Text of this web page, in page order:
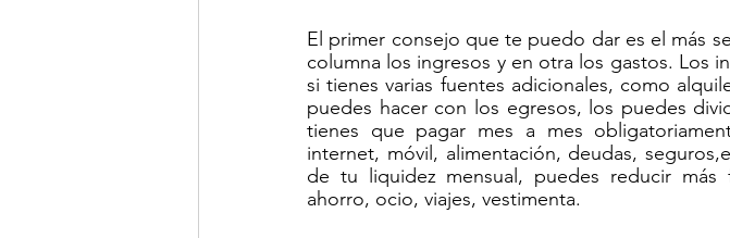
El primer consejo que te puedo dar es el más
columna los ingresos y en otra los gastos. Los
si tienes varias fuentes adicionales, como
puedes hacer con los egresos, los puedes
tienes que pagar mes a mes
internet, móvil, alimentación, deudas,
de tu liquidez mensual, puedes reducir más
ahorro, ocio, viajes, vestimenta.